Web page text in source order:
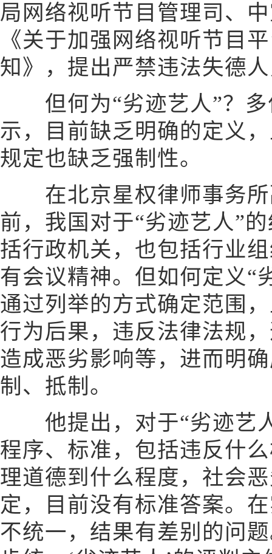
局网络视听节目管理司、
《关于加强网络视听节目
知》，提出严禁违法失德
但何为“劣迹艺人”？多
示，目前缺乏明确的定义
规定也缺乏强制性。
在北京星权律师事务所
前，我国对于“劣迹艺人”
括行政机关，也包括行业
有会议精神。但如何定义“
通过列举的方式确定范围
行为后果，违反法律法规
造成恶劣影响等，进而明
制、抵制。
他提出，对于“劣迹艺
程序、标准，包括违反什
理道德到什么程度，社会
定，目前没有标准答案。
不统一，结果有差别的问